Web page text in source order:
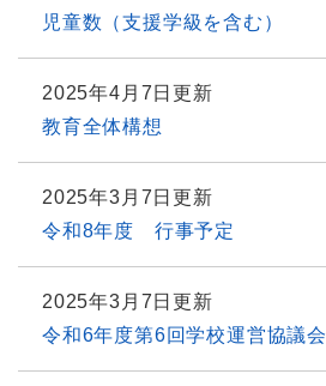
児童数（支援学級を含む）
2025年4月7日更新
教育全体構想
2025年3月7日更新
令和8年度 行事予定
2025年3月7日更新
令和6年度第6回学校運営協議会